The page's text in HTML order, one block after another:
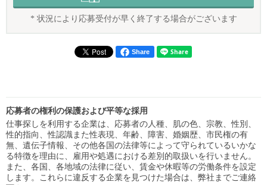
* 状況により応募受付が早く終了する場合がございます
Share
応募者の権利の保護および平等な採用
仕事探しを利用する企業は、応募者の人種、肌の色、宗教、性別、
性的指向、性認識また性表現、年齢、障害、婚姻歴、市民権の有
無、遺伝子情報、その他各国の法律等によって守られているいかな
る特徴を理由に、雇用や処遇における差別的取扱いを行いません。
また、各国、各地域の法律に従い、賃金や休暇等の労働条件を設定
します。これらに違反する企業を見つけた場合は、弊社までご連絡